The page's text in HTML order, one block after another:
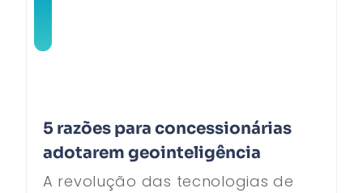
5 razões para concessionárias
adotarem geointeligência
A revolução das tecnologias de